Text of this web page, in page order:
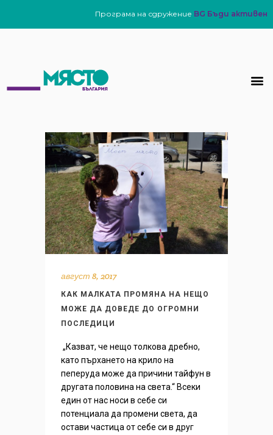
Програма на сдружение BG Бъди активен
август 8, 2017
КАК МАЛКАТА ПРОМЯНА НА НЕЩО
МОЖЕ ДА ДОВЕДЕ ДО ОГРОМНИ
ПОСЛЕДИЦИ
„Казват, че нещо толкова дребно,
като пърхането на крило на
пеперуда може да причини тайфун в
другата половина на света.“ Всеки
един от нас носи в себе си
потенциала да промени света, да
остави частица от себе си в друг